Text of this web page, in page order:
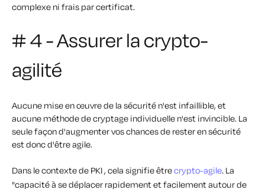
complexe ni frais par certificat.
# 4 - Assurer la crypto-
agilité
Aucune mise en œuvre de la sécurité n'est infaillible, et
aucune méthode de cryptage individuelle n'est invincible. La
seule façon d'augmenter vos chances de rester en sécurité
est donc d'être agile.
Dans le contexte de PKI , cela signifie êtrecrypto-agile. La
"capacité à se déplacer rapidement et facilement autour de